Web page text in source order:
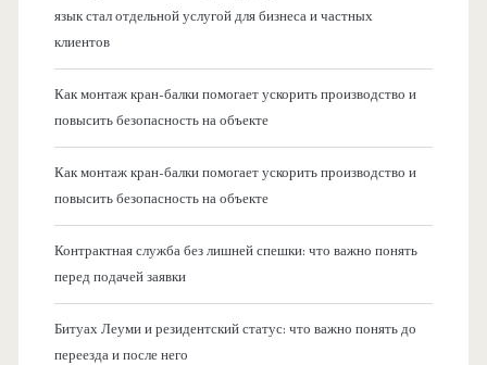
язык стал отдельной услугой для бизнеса и частных
клиентов
Как монтаж кран-балки помогает ускорить производство и
повысить безопасность на объекте
Как монтаж кран-балки помогает ускорить производство и
повысить безопасность на объекте
Контрактная служба без лишней спешки: что важно понять
перед подачей заявки
Битуах Леуми и резидентский статус: что важно понять до
переезда и после него